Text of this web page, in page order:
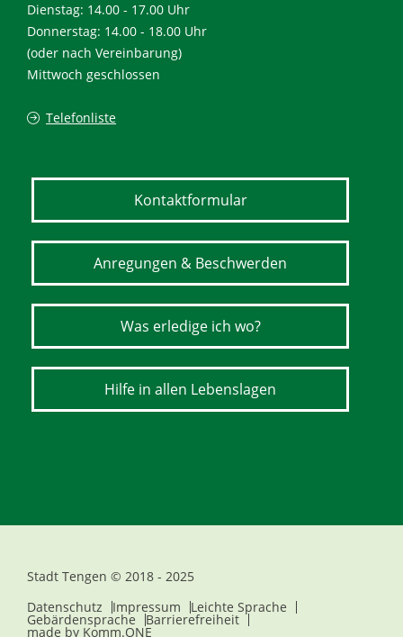
Dienstag: 14.00 - 17.00 Uhr
Donnerstag: 14.00 - 18.00 Uhr
(oder nach Vereinbarung)
Mittwoch geschlossen
Telefonliste
Kontaktformular
Anregungen & Beschwerden
Was erledige ich wo?
Hilfe in allen Lebenslagen
Stadt Tengen © 2018 - 2025
Datenschutz
Impressum Leichte Sprache
Gebärdensprache Barrierefreiheit
made by Komm.ONE